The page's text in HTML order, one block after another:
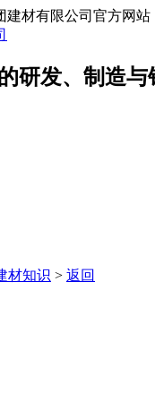
建材有限公司官方网站
研发、制造与
材知识 > 返回